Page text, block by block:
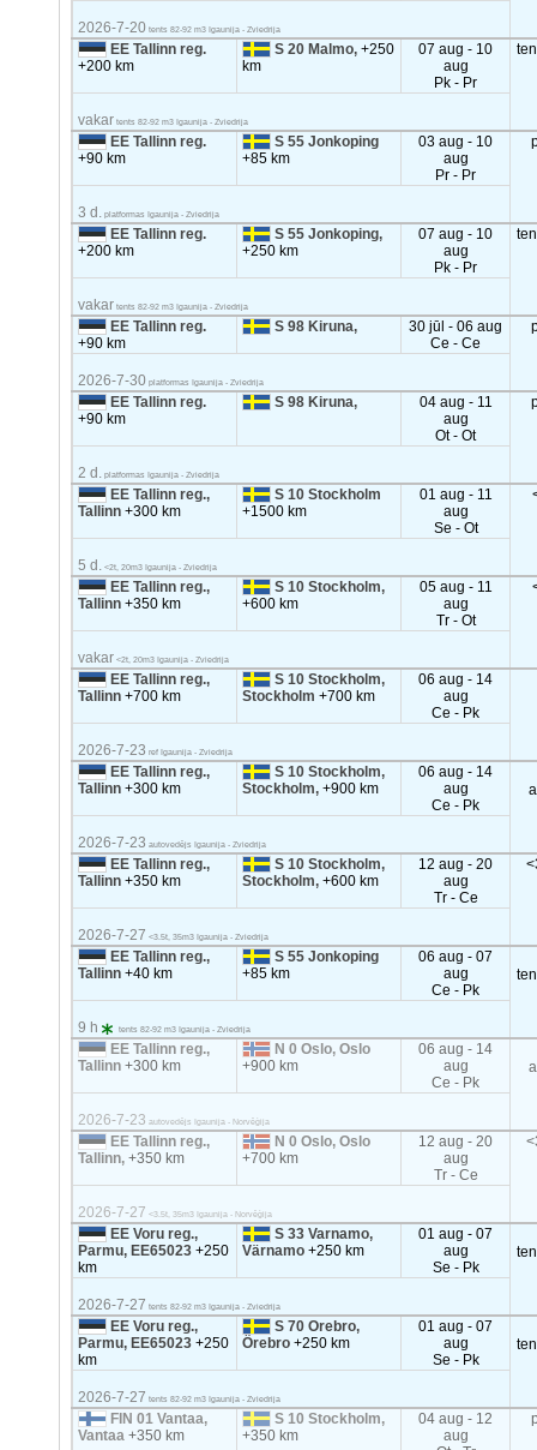
2026-7-20 tents 82-92 m3 Igaunija - Zviedrija
EE Tallinn reg.
+200 km
S 20 Malmo,+250
km
07 aug - 10
aug
Pk - Pr
vakar tents 82-92 m3 Igaunija - Zviedrija
EE Tallinn reg.
+90 km
S 55 Jonkoping
+85 km
03 aug - 10
aug
Pr - Pr
3 d. platformas Igaunija - Zviedrija
EE Tallinn reg.
+200 km
S 55 Jonkoping,
+250 km
07 aug - 10
aug
Pk - Pr
vakar tents 82-92 m3 Igaunija - Zviedrija
EE Tallinn reg.
+90 km
S 98 Kiruna,
30 jūl - 06 aug
Ce - Ce
2026-7-30 platformas Igaunija - Zviedrija
EE Tallinn reg.
+90 km
S 98 Kiruna,
04 aug - 11
aug
Ot - Ot
2 d. platformas Igaunija - Zviedrija
EE Tallinn reg.,
Tallinn+300 km
S 10 Stockholm
+1500 km
01 aug - 11
aug
Se - Ot
5 d. <2t, 20m3 Igaunija - Zviedrija
EE Tallinn reg.,
Tallinn+350 km
S 10 Stockholm,
+600 km
05 aug - 11
aug
Tr - Ot
vakar <2t, 20m3 Igaunija - Zviedrija
EE Tallinn reg.,
Tallinn+700 km
S 10 Stockholm,
Stockholm+700 km
06 aug - 14
aug
Ce - Pk
2026-7-23 ref Igaunija - Zviedrija
EE Tallinn reg.,
Tallinn+300 km
S 10 Stockholm,
Stockholm,+900 km
06 aug - 14
aug
Ce - Pk
2026-7-23 autovedējs Igaunija - Zviedrija
EE Tallinn reg.,
Tallinn+350 km
S 10 Stockholm,
Stockholm,+600 km
12 aug - 20
aug
Tr - Ce
2026-7-27 <3.5t, 35m3 Igaunija - Zviedrija
EE Tallinn reg.,
Tallinn+40 km
S 55 Jonkoping
+85 km
06 aug - 07
aug
Ce - Pk
9 h tents 82-92 m3 Igaunija - Zviedrija
EE Tallinn reg.,
Tallinn+300 km
N 0 Oslo, Oslo
+900 km
06 aug - 14
aug
Ce - Pk
2026-7-23 autovedējs Igaunija - Norvēģija
EE Tallinn reg.,
Tallinn,+350 km
N 0 Oslo, Oslo
+700 km
12 aug - 20
aug
Tr - Ce
2026-7-27 <3.5t, 35m3 Igaunija - Norvēģija
EE Voru reg.,
Parmu, EE65023+250
km
S 33 Varnamo,
Värnamo+250 km
01 aug - 07
aug
Se - Pk
2026-7-27 tents 82-92 m3 Igaunija - Zviedrija
EE Voru reg.,
Parmu, EE65023+250
km
S 70 Orebro,
Örebro+250 km
01 aug - 07
aug
Se - Pk
2026-7-27 tents 82-92 m3 Igaunija - Zviedrija
FIN 01 Vantaa,
Vantaa+350 km
S 10 Stockholm,
+350 km
04 aug - 12
aug